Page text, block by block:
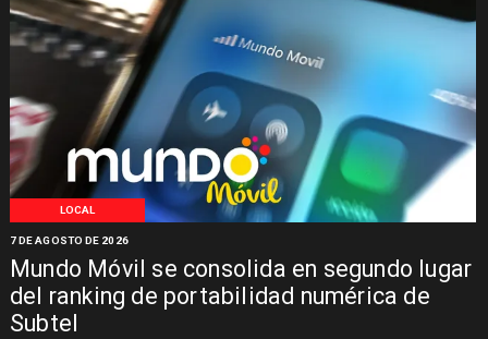
LOCAL
Mundo Móvil se consolida en segundo lugar
del ranking de portabilidad numérica de
Subtel
7 DE AGOSTO DE 2026